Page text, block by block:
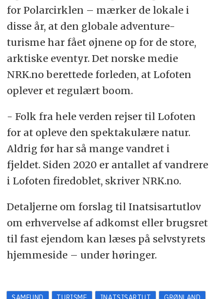
for Polarcirklen – mærker de lokale i
disse år, at den globale adventure-
turisme har fået øjnene op for de store,
arktiske eventyr. Det norske medie
NRK.no berettede forleden, at Lofoten
oplever et regulært boom.
- Folk fra hele verden rejser til Lofoten
for at opleve den spektakulære natur.
Aldrig før har så mange vandret i
fjeldet. Siden 2020 er antallet af vandrere
i Lofoten firedoblet, skriver NRK.no.
Detaljerne om forslag til Inatsisartutlov
om erhvervelse af adkomst eller brugsret
til fast ejendom kan læses på selvstyrets
hjemmeside – under høringer.